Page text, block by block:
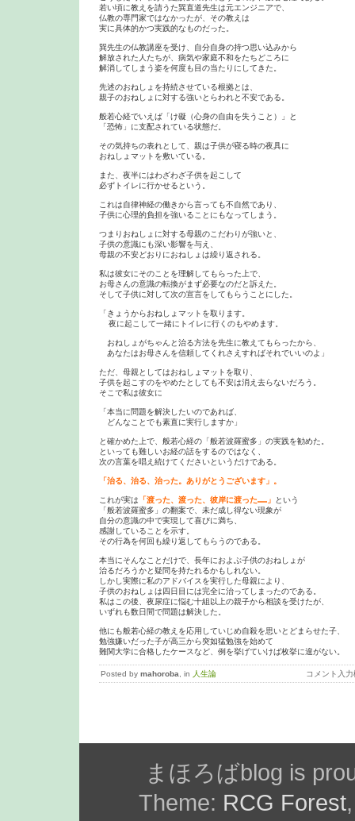
若い頃に教えを請うた巽直道先生は元エンジニアで、
仏教の専門家ではなかったが、その教えは
実に具体的かつ実践的なものだった。
巽先生の仏教講座を受け、自分自身の持つ思い込みから
解放された人たちが、病気や家庭不和をたちどころに
解消してしまう姿を何度も目の当たりにしてきた。
先述のおねしょを持続させている根拠とは、
親子のおねしょに対する強いとらわれと不安である。
般若心経でいえば「け礙（心身の自由を失うこと）」と
「恐怖」に支配されている状態だ。
その気持ちの表れとして、親は子供が寝る時の夜具に
おねしょマットを敷いている。
また、夜半にはわざわざ子供を起こして
必ずトイレに行かせるという。
これは自律神経の働きから言っても不自然であり、
子供に心理的負担を強いることにもなってしまう。
つまりおねしょに対する母親のこだわりが強いと、
子供の意識にも深い影響を与え、
母親の不安どおりにおねしょは繰り返される。
私は彼女にそのことを理解してもらった上で、
お母さんの意識の転換がまず必要なのだと訴えた。
そして子供に対して次の宣言をしてもらうことにした。
「きょうからおねしょマットを取ります。
  夜に起こして一緒にトイレに行くのもやめます。
おねしょがちゃんと治る方法を先生に教えてもらったから、
あなたはお母さんを信頼してくれさえすればそれでいいのよ」
ただ、母親としてはおねしょマットを取り、
子供を起こすのをやめたとしても不安は消え去らないだろう。
そこで私は彼女に
「本当に問題を解決したいのであれば、
どんなことでも素直に実行しますか」
と確かめた上で、般若心経の「般若波羅蜜多」の実践を勧めた。
といっても難しいお経の話をするのではなく、
次の言葉を唱え続けてくださいというだけである。
「治る、治る、治った。ありがとうございます」。
これが実は 「渡った、渡った、彼岸に渡った……」
という
「般若波羅蜜多」の翻案で、未だ成し得ない現象が
自分の意識の中で実現して喜びに満ち、
感謝していることを示す。
その行為を何回も繰り返してもらうのである。
本当にそんなことだけで、長年におよぶ子供のおねしょが
治るだろうかと疑問を持たれるかもしれない。
しかし実際に私のアドバイスを実行した母親により、
子供のおねしょは四日目には完全に治ってしまったのである。
私はこの後、夜尿症に悩む十組以上の親子から相談を受けたが、
いずれも数日間で問題は解決した。
他にも般若心経の教えを応用していじめ自殺を思いとどまらせた子、
勉強嫌いだった子が高三から突如猛勉強を始めて
難関大学に合格したケースなど、例を挙げていけば枚挙に遑がない。
Posted by mahoroba, in 人生論 コメント入力
まほろばblog is
Theme: RCG Forest